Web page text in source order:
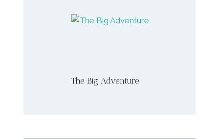
The Big Adventure